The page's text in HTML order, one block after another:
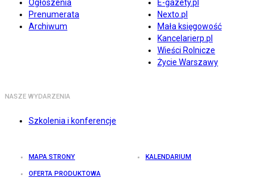
Ogłoszenia
Prenumerata
Archiwum
E-gazety.pl
Nexto.pl
Mała księgowość
Kancelarierp.pl
Wieści Rolnicze
Życie Warszawy
NASZE WYDARZENIA
Szkolenia i konferencje
MAPA STRONY KALENDARIUM
OFERTA PRODUKTOWA